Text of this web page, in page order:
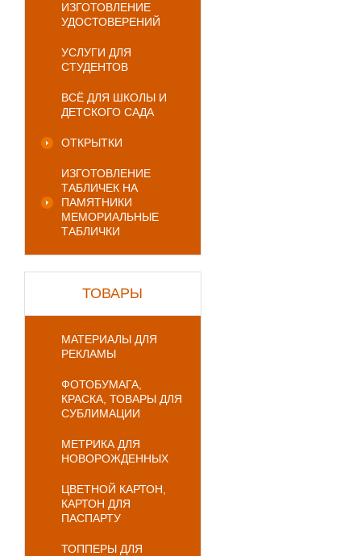
ИЗГОТОВЛЕНИЕ
УДОСТОВЕРЕНИЙ
УСЛУГИ ДЛЯ
СТУДЕНТОВ
ВСЁ ДЛЯ ШКОЛЫ И
ДЕТСКОГО САДА
ОТКРЫТКИ
ИЗГОТОВЛЕНИЕ
ТАБЛИЧЕК НА
ПАМЯТНИКИ
МЕМОРИАЛЬНЫЕ
ТАБЛИЧКИ
ТОВАРЫ
МАТЕРИАЛЫ ДЛЯ
РЕКЛАМЫ
ФОТОБУМАГА,
КРАСКА, ТОВАРЫ ДЛЯ
СУБЛИМАЦИИ
МЕТРИКА ДЛЯ
НОВОРОЖДЕННЫХ
ЦВЕТНОЙ КАРТОН,
КАРТОН ДЛЯ
ПАСПАРТУ
ТОППЕРЫ ДЛЯ